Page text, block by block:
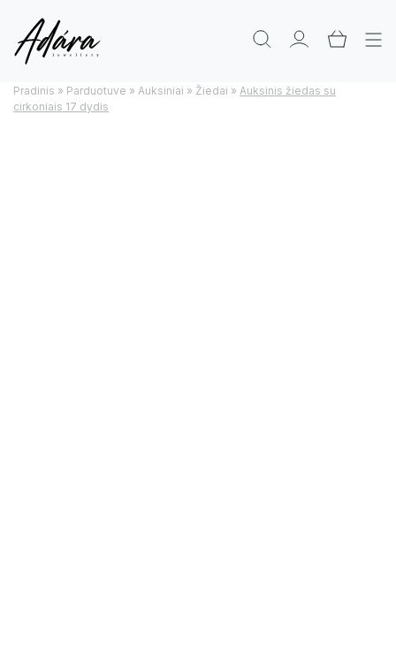
Pradinis » Parduotuve » Auksiniai » Žiedai » Auksinis žiedas su
cirkoniais 17 dydis